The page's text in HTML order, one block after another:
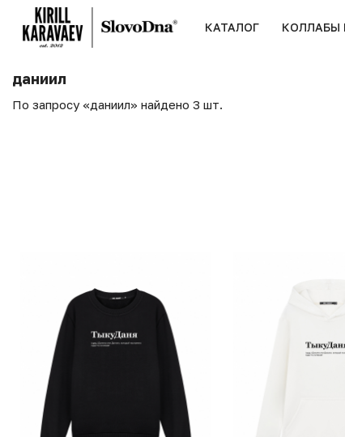
КАТАЛОГ КОЛЛАБЫ
даниил
По запросу «даниил» найдено 3 шт.